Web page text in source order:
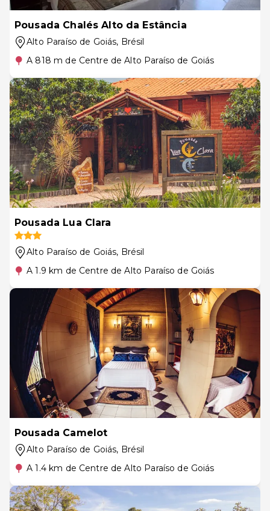
Pousada Chalés Alto da Estância
Alto Paraíso de Goiás, Brésil
A 818 m de Centre de Alto Paraíso de Goiás
Pousada Lua Clara
Alto Paraíso de Goiás, Brésil
A 1.9 km de Centre de Alto Paraíso de Goiás
Pousada Camelot
Alto Paraíso de Goiás, Brésil
A 1.4 km de Centre de Alto Paraíso de Goiás